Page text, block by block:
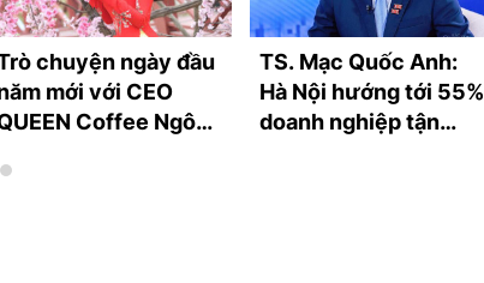
chuyện ngày đầu
mới với CEO
Coffee Ngô
TS. Mạc Quốc Anh:
Hà Nội hướng tới 55%
doanh nghiệp tận